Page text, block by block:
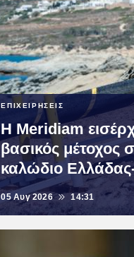
ΕΠΙΧΕΙΡΗΣΕΙΣ
Η Meridiam
βασικός μέτοχος
καλώδιο
05 Αυγ 2026 14:31